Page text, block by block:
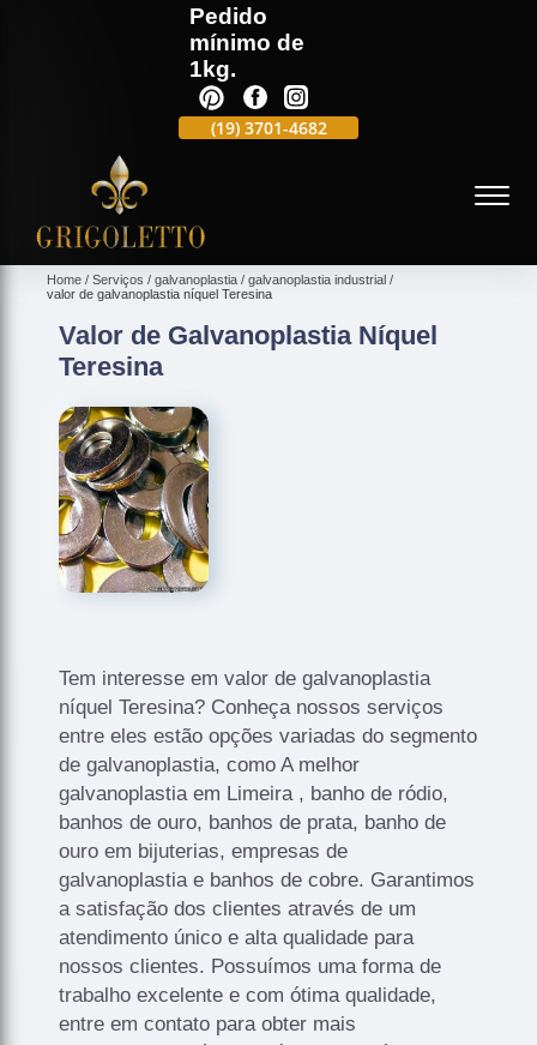
Pedido
mínimo de
1kg.
(19) 3701-4682 (19)
Home Serviços galvanoplastia
galvanoplastia industrial
valor de galvanoplastia níquel Teresina
Valor de Galvanoplastia Níquel
Teresina
Tem interesse em valor de galvanoplastia
níquel Teresina? Conheça nossos serviços
entre eles estão opções variadas do segmento
de galvanoplastia, como A melhor
galvanoplastia em Limeira , banho de ródio,
banhos de ouro, banhos de prata, banho de
ouro em bijuterias, empresas de
galvanoplastia e banhos de cobre. Garantimos
a satisfação dos clientes através de um
atendimento único e alta qualidade para
nossos clientes. Possuímos uma forma de
trabalho excelente e com ótima qualidade,
entre em contato para obter mais